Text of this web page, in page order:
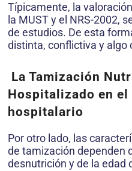
Típicamente, la
la MUST y el NRS-2002,
de estudios. De esta
distinta, conflictiva y algo
La Tamización
Hospitalizado en
hospitalario
Por otro lado, las
de tamización dependen
desnutri­ción y de la edad